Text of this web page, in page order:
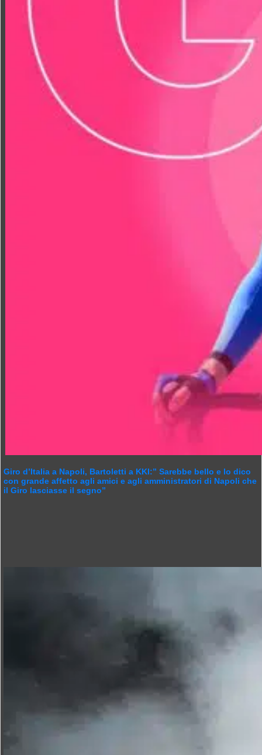
Giro d’Italia a Napoli, Bartoletti a KKI:” Sarebbe bello e lo dico
con grande affetto agli amici e agli amministratori di Napoli che
il Giro lasciasse il segno”